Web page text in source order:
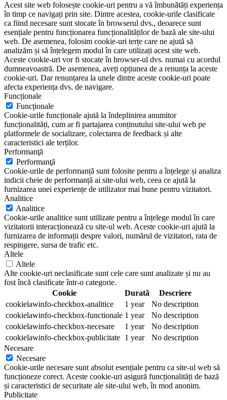
Acest site web folosește cookie-uri pentru a vă îmbunătăți experiența
în timp ce navigați prin site. Dintre acestea, cookie-urile clasificate
ca fiind necesare sunt stocate în browserul dvs., deoarece sunt
esențiale pentru funcționarea funcționalităților de bază ale site-ului
web. De asemenea, folosim cookie-uri terțe care ne ajută să
analizăm și să înțelegem modul în care utilizați acest site web.
Aceste cookie-uri vor fi stocate în browser-ul dvs. numai cu acordul
dumneavoastră. De asemenea, aveți opțiunea de a renunța la aceste
cookie-uri. Dar renunțarea la unele dintre aceste cookie-uri poate
afecta experiența dvs. de navigare.
Funcționale
Funcționale
Cookie-urile funcționale ajută la îndeplinirea anumitor
funcționalități, cum ar fi partajarea conținutului site-ului web pe
platformele de socializare, colectarea de feedback și alte
caracteristici ale terților.
Performanţă
Performanţă
Cookie-urile de performanță sunt folosite pentru a înțelege și analiza
indicii cheie de performanță ai site-ului web, ceea ce ajută la
furnizarea unei experiențe de utilizator mai bune pentru vizitatori.
Analitice
Analitice
Cookie-urile analitice sunt utilizate pentru a înțelege modul în care
vizitatorii interacționează cu site-ul web. Aceste cookie-uri ajută la
furnizarea de informații despre valori, numărul de vizitatori, rata de
respingere, sursa de trafic etc.
Altele
Altele
Alte cookie-uri neclasificate sunt cele care sunt analizate și nu au
fost încă clasificate într-o categorie.
Cookie
Durată
Descriere
cookielawinfo-checkbox-analitice
1 year
No description
cookielawinfo-checkbox-functionale 1 year
No description
cookielawinfo-checkbox-necesare
1 year
No description
cookielawinfo-checkbox-publicitate 1 year
No description
Necesare
Necesare
Cookie-urile necesare sunt absolut esențiale pentru ca site-ul web să
funcționeze corect. Aceste cookie-uri asigură funcționalități de bază
și caracteristici de securitate ale site-ului web, în mod anonim.
Publicitate